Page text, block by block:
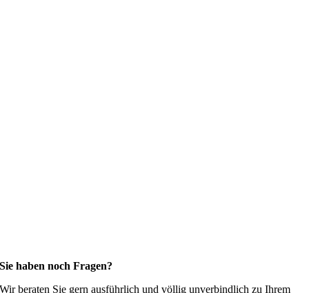
Sie haben noch Fragen?
Wir beraten Sie gern ausführlich und völlig unverbindlich zu Ihrem